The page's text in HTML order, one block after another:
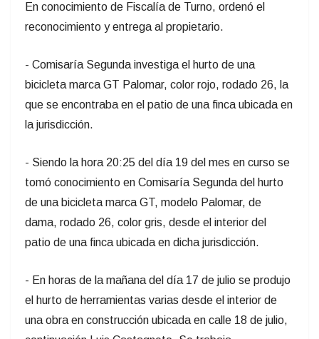
En conocimiento de Fiscalía de Turno, ordenó el
reconocimiento y entrega al propietario.
- Comisaría Segunda investiga el hurto de una
bicicleta marca GT Palomar, color rojo, rodado 26, la
que se encontraba en el patio de una finca ubicada en
la jurisdicción.
- Siendo la hora 20:25 del día 19 del mes en curso se
tomó conocimiento en Comisaría Segunda del hurto
de una bicicleta marca GT, modelo Palomar, de
dama, rodado 26, color gris, desde el interior del
patio de una finca ubicada en dicha jurisdicción.
- En horas de la mañana del día 17 de julio se produjo
el hurto de herramientas varias desde el interior de
una obra en construcción ubicada en calle 18 de julio,